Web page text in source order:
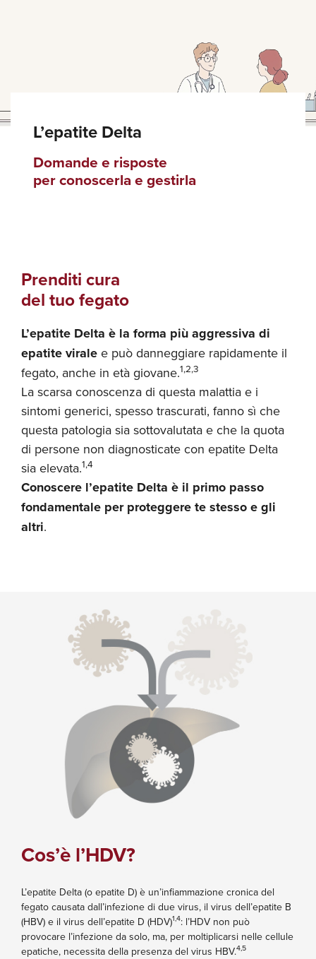
Prenditi cura
L’epatite Delta
Domande e risposte
per conoscerla e gestirla
Prenditi cura
del tuo fegato
L’epatite Delta è la forma più aggressiva di
epatite virale e può danneggiare rapidamente il
fegato, anche in età giovane.1,2,3
La scarsa conoscenza di questa malattia e i
sintomi generici, spesso trascurati, fanno sì che
questa patologia sia sottovalutata e che la quota
di persone non diagnosticate con epatite Delta
sia elevata.1,4
Conoscere l’epatite Delta è il primo passo
fondamentale per proteggere te stesso e gli
altri.
Cos’è l’HDV?
L’epatite Delta (o epatite D) è un’infiammazione cronica del
fegato causata dall’infezione di due virus, il virus dell’epatite B
(HBV) e il virus dell’epatite D (HDV)1,4: l’HDV non può
provocare l’infezione da solo, ma, per moltiplicarsi nelle cellule
epatiche, necessita della presenza del virus HBV.4,5